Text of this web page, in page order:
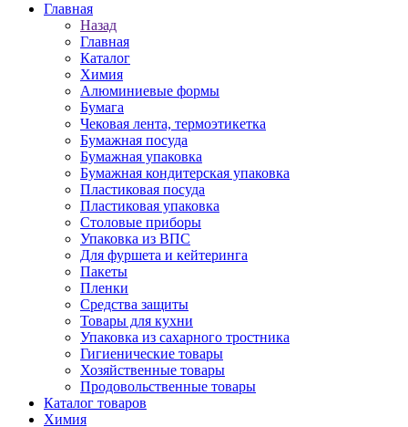
Главная
Назад
Главная
Каталог
Химия
Алюминиевые формы
Бумага
Чековая лента, термоэтикетка
Бумажная посуда
Бумажная упаковка
Бумажная кондитерская упаковка
Пластиковая посуда
Пластиковая упаковка
Столовые приборы
Упаковка из ВПС
Для фуршета и кейтеринга
Пакеты
Пленки
Средства защиты
Товары для кухни
Упаковка из сахарного тростника
Гигиенические товары
Хозяйственные товары
Продовольственные товары
Каталог товаров
Химия